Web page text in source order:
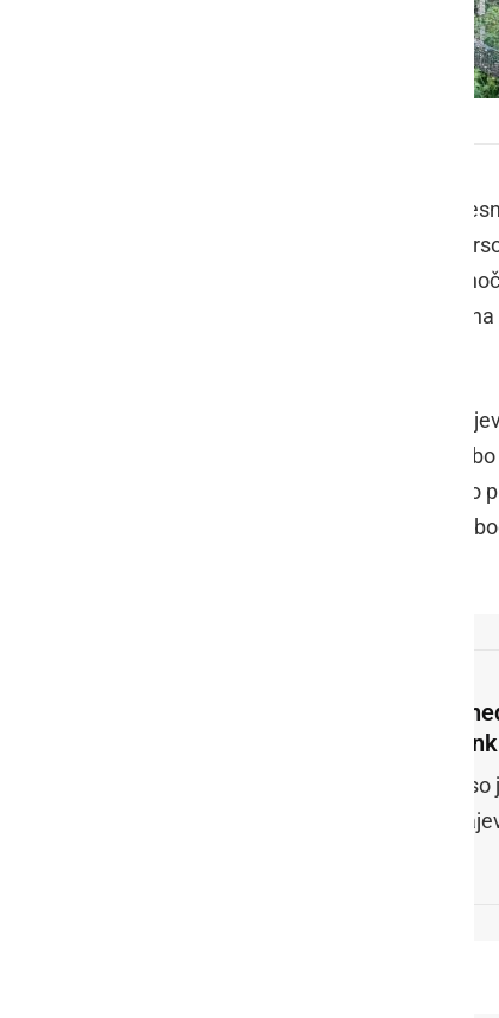
Napovedi vremenoslovcev so se
Ljutomera. Agencija RS za okolje
močnejšimi nalivi in sunki vetra.
predvsem na Primorskem tudi
V ponedeljek bo sprva oblačno s
bo razjasnilo. Predvsem na zahodu
večera ponehale. Na Primorskem
veter. Najvišje dnevne temperature
V